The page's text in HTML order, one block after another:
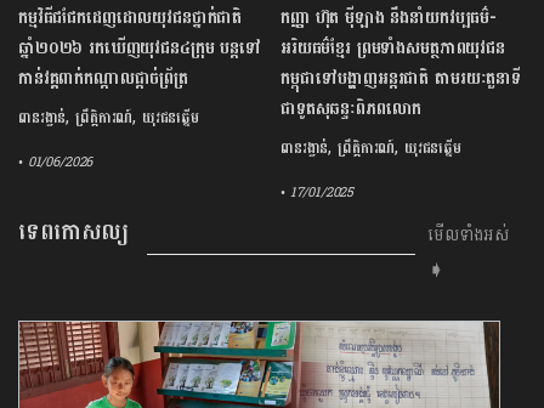
កម្មវិធីជជែកដេញដោលយុវជនថ្នាក់ជាតិ
ឆ្នាំ២០២៦ រកឃើញយុវជន៤ក្រុម ​បន្ត​ទៅ
កាន់វគ្គពាក់កណ្តាលផ្តាច់ព្រ័ត្រ
ពានរង្វាន់, ព្រឹត្តិការណ៍, យុវជនឆ្នើម
• 01/06/2026
កញ្ញា ហ៊ុត ម៉ីឡាង នឹងនាំយកវប្បធម៌-
អរិយធម៌ខ្មែរ ព្រមទាំងសមត្ថភាពយុវជន
កម្ពុជាទៅបង្ហាញអន្តរជាតិ តាមរយៈតួនាទី
ជា​ទូតសុឆន្ទៈពិភពលោក
ពានរង្វាន់, ព្រឹត្តិការណ៍, យុវជនឆ្នើម
• 17/01/2025
ទេពកោសល្យ
មើលទាំងអស់
➧